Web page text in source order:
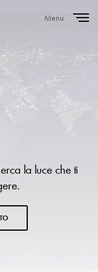
Menu
la luce che ti